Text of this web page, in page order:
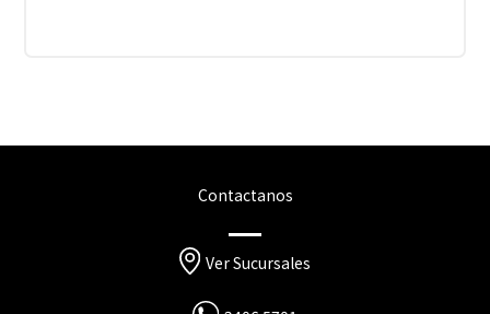
Contactanos
Ver Sucursales